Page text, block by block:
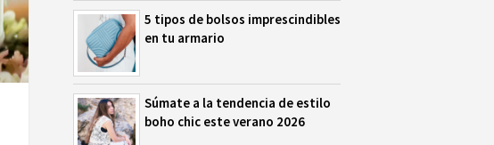
5 tipos de bolsos imprescindibles
en tu armario
Súmate a la tendencia de estilo
boho chic este verano 2026